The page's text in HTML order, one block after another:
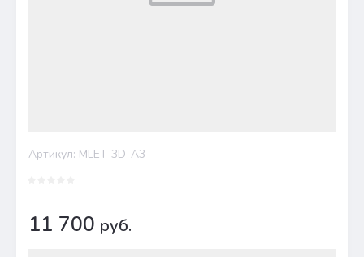
Артикул: MLET-3D-A3
11 700 руб.